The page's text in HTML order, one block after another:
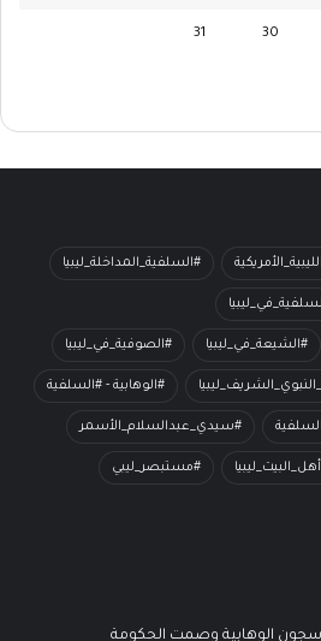
30
31
#السلفية_المداخلة_ليبيا
#الشيعة_في_ليبيا #الصوفية_في_ليبيا
#الوهابية - #السلفية
#سيدي_عبدالسلام_الأسمر
#مستبصر_ليبي
الوهابية وصمت الحكومة